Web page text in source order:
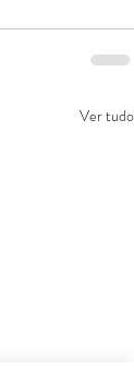
Ver tudo